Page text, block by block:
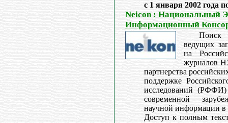
с 1 января 2002 года
Neicon : Национальный
Информационный
Поиск
ведущих
на
журналов
партнерства
поддержке
исследований (РФФИ)
современной
научной информации в
Доступ к полным